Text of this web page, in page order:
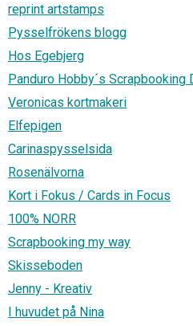
reprint artstamps
Pysselfrökens blogg
Hos Egebjerg
Panduro Hobby´s Scrapbooking
Veronicas kortmakeri
Elfepigen
Carinaspysselsida
Rosenälvorna
Kort i Fokus / Cards in Focus
100% NORR
Scrapbooking my way
Skisseboden
Jenny - Kreativ
I huvudet på Nina